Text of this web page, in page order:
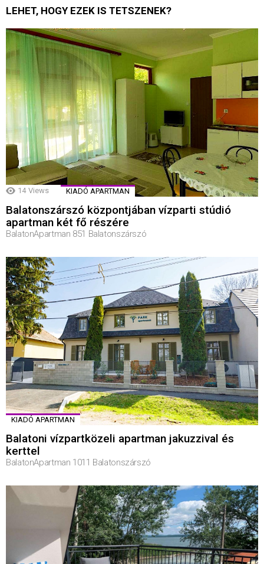
LEHET, HOGY EZEK IS TETSZENEK?
14 Views KIADÓ APARTMAN
Balatonszárszó központjában vízparti stúdió
apartman két fő részére
BalatonApartman 851 Balatonszárszó
KIADÓ APARTMAN
Balatoni vízpartközeli apartman jakuzzival és
kerttel
BalatonApartman 1011 Balatonszárszó